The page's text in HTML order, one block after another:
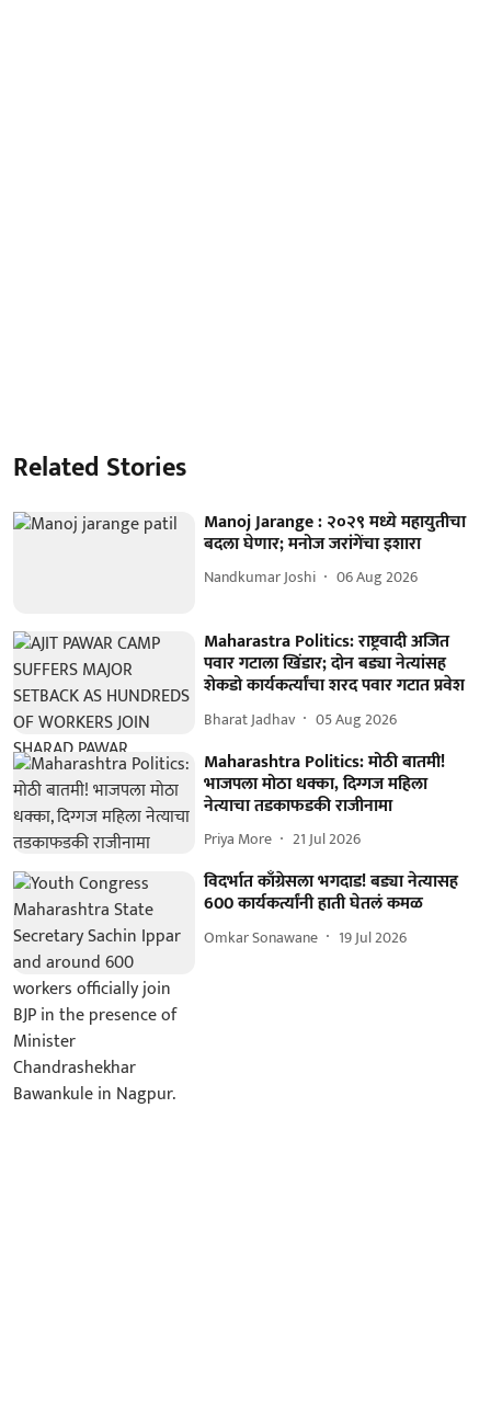
Related Stories
Manoj Jarange : २०२९ मध्ये महायुतीचा
बदला घेणार; मनोज जरांगेंचा इशारा
Nandkumar Joshi 06 Aug 2026
Maharastra Politics: राष्ट्रवादी अजित
पवार गटाला खिंडार; दोन बड्या नेत्यांसह
शेकडो कार्यकर्त्यांचा शरद पवार गटात प्रवेश
Bharat Jadhav 05 Aug 2026
Maharashtra Politics: मोठी बातमी!
भाजपला मोठा धक्का, दिग्गज महिला
नेत्याचा तडकाफडकी राजीनामा
Priya More 21 Jul 2026
विदर्भात काँग्रेसला भगदाड! बड्या नेत्यासह
600 कार्यकर्त्यांनी हाती घेतलं कमळ
Omkar Sonawane 19 Jul 2026